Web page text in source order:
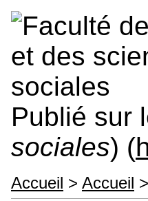
Publié sur
sociales) (
Accueil > Accueil >